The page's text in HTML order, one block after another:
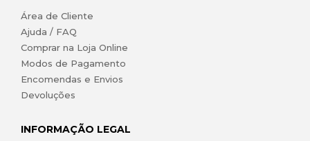
Área de Cliente
Ajuda / FAQ
Comprar na Loja Online
Modos de Pagamento
Encomendas e Envios
Devoluções
INFORMAÇÃO LEGAL